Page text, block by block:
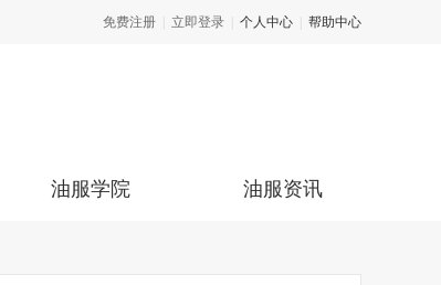
免费注册 立即登录 个人中心 帮助中心
油服学院 油服资讯